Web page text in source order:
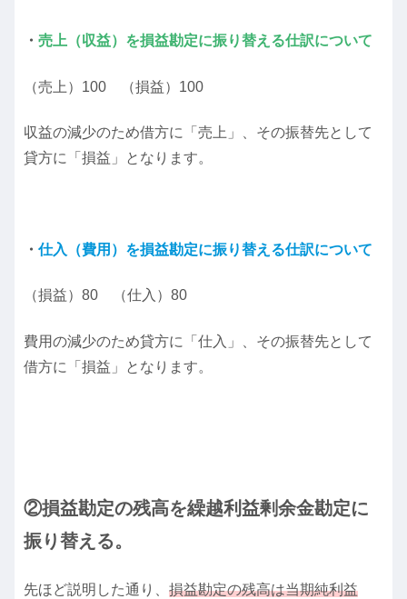
・ 売上（収益）を損益勘定に振り替える仕訳について
（売上）100 （損益）100
収益の減少のため借方に「売上」、その振替先として
貸方に「損益」となります。
・ 仕入（費用）を損益勘定に振り替える仕訳について
（損益）80 （仕入）80
費用の減少のため貸方に「仕入」、その振替先として
借方に「損益」となります。
②損益勘定の残高を繰越利益剰余金勘定に
振り替える。
先ほど説明した通り、 損益勘定の残高は当期純利益